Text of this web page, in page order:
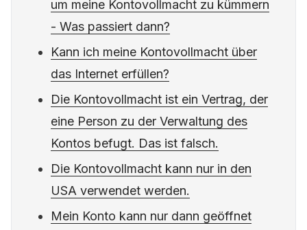
um meine Kontovollmacht zu kümmern
- Was passiert dann?
Kann ich meine Kontovollmacht über
das Internet erfüllen?
Die Kontovollmacht ist ein Vertrag, der
eine Person zu der Verwaltung des
Kontos befugt. Das ist falsch.
Die Kontovollmacht kann nur in den
USA verwendet werden.
Mein Konto kann nur dann geöffnet